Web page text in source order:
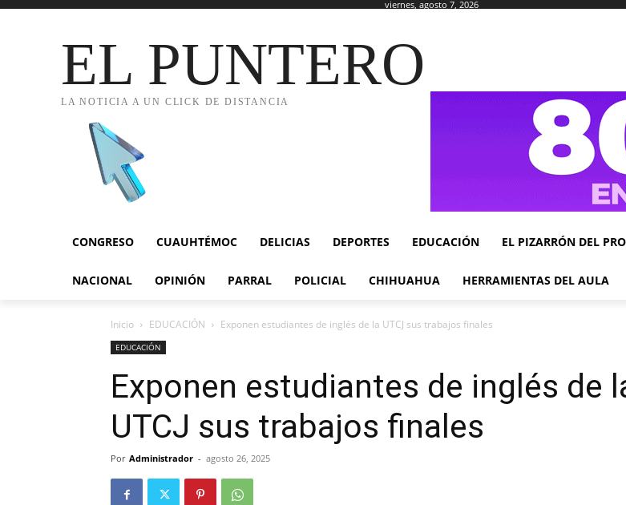
viernes, agosto 7, 2026
EL PUNTERO
LA NOTICIA A UN CLICK DE DISTANCIA
CONGRESO CUAUHTÉMOC DELICIAS DEPORTES EDUCACIÓN EL PIZARRÓN DEL
NACIONAL OPINIÓN PARRAL POLICIAL CHIHUAHUA HERRAMIENTAS DEL AULA
Inicio EDUCACIÓN Exponen estudiantes de inglés de la UTCJ sus trabajos finales
EDUCACIÓN
Exponen estudiantes de inglés de
UTCJ sus trabajos finales
Por Administrador - agosto 26, 2025